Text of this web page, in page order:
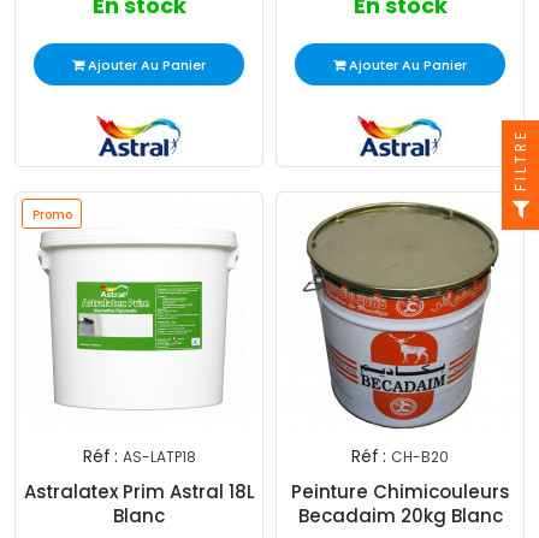
Ajouter Au Panier Ajouter Au Panier
Promo
Réf : AS-LATP18
Astralatex Prim Astral 18L
Blanc
Réf : CH-B20
Peinture Chimicouleurs
Becadaim 20kg Blanc
FILTRE